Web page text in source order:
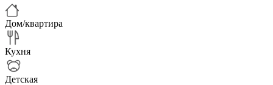
Дом/квартира
Кухня
Детская